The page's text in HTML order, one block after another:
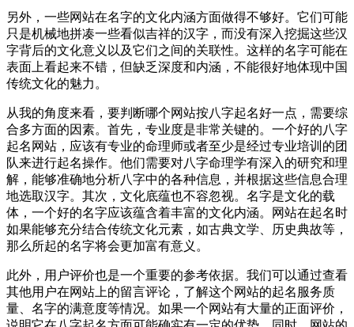
另外，一些网站在名字的文化内涵方面做得不够好。它们可能
只是机械地拼凑一些看似吉祥的汉字，而没有深入挖掘这些汉
字背后的文化意义以及它们之间的关联性。这样的名字可能在
表面上看起来不错，但缺乏深度和内涵，不能很好地体现中国
传统文化的魅力。
从我的角度来看，要判断哪个网站按八字起名好一点，需要综
合多方面的因素。首先，专业度是非常关键的。一个好的八字
起名网站，应该有专业的命理师或者至少是经过专业培训的团
队来进行起名操作。他们需要对八字命理学有深入的研究和理
解，能够准确地分析八字中的各种信息，并根据这些信息合理
地选取汉字。其次，文化底蕴也不容忽视。名字是文化的载
体，一个好的名字应该蕴含着丰富的文化内涵。网站在起名时
如果能够充分结合传统文化元素，如古典文学、历史典故等，
那么所起的名字将会更加富有意义。
此外，用户评价也是一个重要的参考依据。我们可以通过查看
其他用户在网站上的留言评论，了解这个网站的起名服务质
量、名字的满意度等情况。如果一个网站有大量的正面评价，